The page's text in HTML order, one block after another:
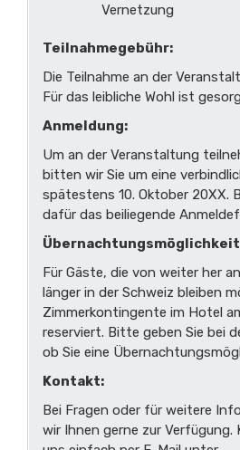
Vernetzung
Teilnahmegebühr:
Die Teilnahme an der
Für das leibliche Wohl ist
Anmeldung:
Um an der Veranstaltung
bitten wir Sie um eine
spätestens 10. Oktober 20XX.
dafür das beiliegende
Für Gäste, die von weiter her
länger in der Schweiz bleiben
Zimmerkontingente im Hotel
reserviert. Bitte geben Sie bei
ob Sie eine
Kontakt:
Bei Fragen oder für weitere
wir Ihnen gerne zur Verfügung.